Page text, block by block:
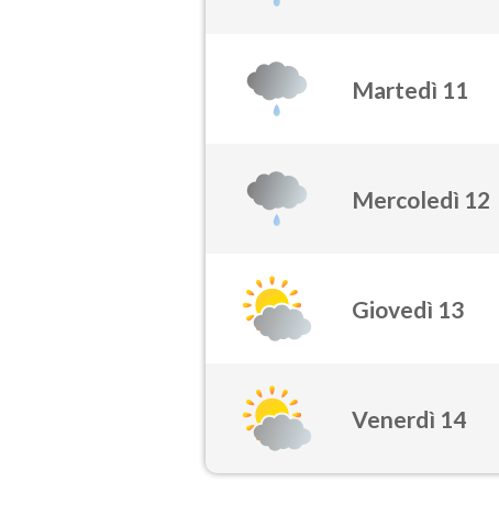
Martedì 11
Mercoledì 12
Giovedì 13
Venerdì 14